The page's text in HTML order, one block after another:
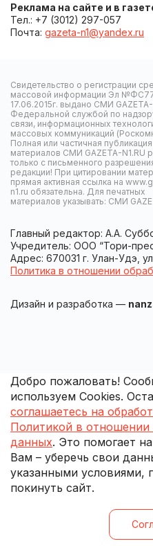
Реклама на сайте и в
Тел.: +7 (3012) 297-057
Почта: gazeta-n1@yandex.ru
Свидетельство о регистрации
массовой информации Эл
17.06.2015г. выдано СМИ GAZETA-
Федеральной службой по
связи, информационных
массовых коммуникаций
Полная или частичная публикация
материалов СМИ GAZETA-N1.RU
только с письменного
редакции! При цитировании
прямая активная ссылка на
n1.ru обязательна. Для печатных
материалов указывать: СМИ
Главный редактор: А.А.
Учредитель: ООО “Тори-
Адрес: 670031 г. Улан-Удэ,
Политика в отношении
Дизайн и разработка —
Добро пожаловать!
используем Cookies.
соглашаетесь на
Политикой в отношении
данных. Это помогает
Вам – уберечь свои
указанными условиями,
покинуть сайт.